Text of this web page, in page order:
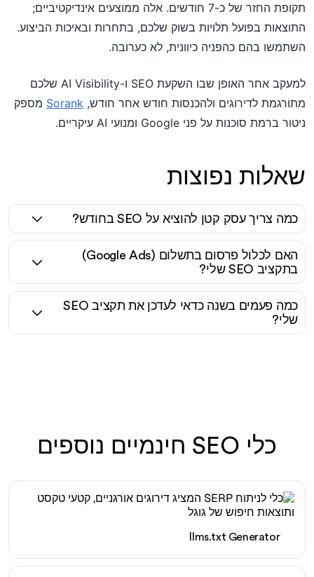
תקופת החזר של כ-7 חודשים. אלה ממוצעים אינדיקטיביים;
התוצאות בפועל תלויות בשוק שלכם, בתחרות ובאיכות הביצוע.
השתמשו בהם כהפניה כיוונית, לא כערובה.
למעקב אחר האופן שבו השקעת SEO ו-AI Visibility שלכם
מתורגמת לדירוגים ולהכנסות חודש אחר חודש, Sorank מספק
ניטור ברמת סוכנות על פני Google ומנועי AI עיקריים.
שאלות נפוצות
כמה צריך עסק קטן להוציא על SEO בחודש?
האם לכלול פרסום בתשלום (Google Ads)
בתקציב SEO שלי?
כמה פעמים בשנה כדאי לעדכן את תקציב SEO
שלי?
כלי SEO חינמיים נוספים
llms.txt Generator